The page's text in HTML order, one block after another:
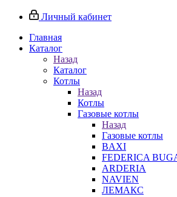
Личный кабинет
Главная
Каталог
Назад
Каталог
Котлы
Назад
Котлы
Газовые котлы
Назад
Газовые котлы
BAXI
FEDERICA
ARDERIA
NAVIEN
ЛЕМАКС